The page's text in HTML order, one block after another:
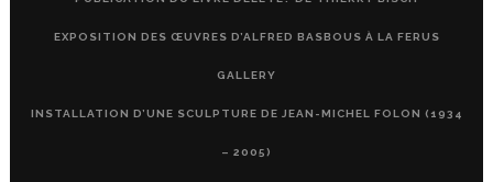
EXPOSITION DES ŒUVRES D’ALFRED BASBOUS À LA FERUS
GALLERY
INSTALLATION D’UNE SCULPTURE DE JEAN-MICHEL FOLON (1934
– 2005)